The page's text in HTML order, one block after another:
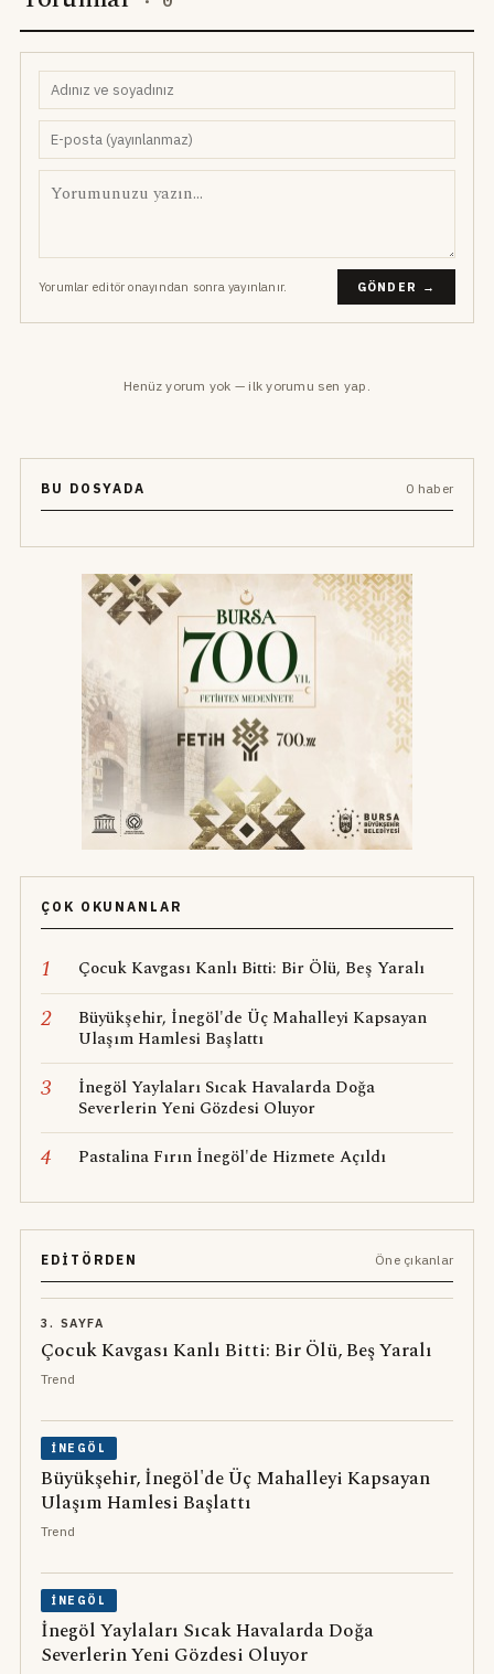
Yorumlar editör onayından sonra yayınlanır. GÖNDER →
Henüz yorum yok — ilk yorumu sen yap.
BU DOSYADA 0 haber
ÇOK OKUNANLAR
1 Çocuk Kavgası Kanlı Bitti: Bir Ölü, Beş Yaralı
2
Büyükşehir, İnegöl'de Üç Mahalleyi Kapsayan
Ulaşım Hamlesi Başlattı
3
İnegöl Yaylaları Sıcak Havalarda Doğa
Severlerin Yeni Gözdesi Oluyor
4 Pastalina Fırın İnegöl'de Hizmete Açıldı
EDITÖRDEN Öne çıkanlar
3. SAYFA
Çocuk Kavgası Kanlı Bitti: Bir Ölü, Beş Yaralı
Trend
İNEGÖL
Büyükşehir, İnegöl'de Üç Mahalleyi Kapsayan
Ulaşım Hamlesi Başlattı
Trend
İNEGÖL
İnegöl Yaylaları Sıcak Havalarda Doğa
Severlerin Yeni Gözdesi Oluyor